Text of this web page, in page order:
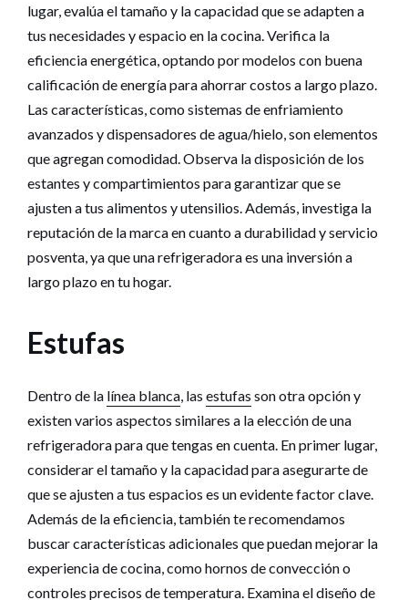
lugar, evalúa el tamaño y la capacidad que se adapten a
tus necesidades y espacio en la cocina. Verifica la
eficiencia energética, optando por modelos con buena
calificación de energía para ahorrar costos a largo plazo.
Las características, como sistemas de enfriamiento
avanzados y dispensadores de agua/hielo, son elementos
que agregan comodidad. Observa la disposición de los
estantes y compartimientos para garantizar que se
ajusten a tus alimentos y utensilios. Además, investiga la
reputación de la marca en cuanto a durabilidad y servicio
posventa, ya que una refrigeradora es una inversión a
largo plazo en tu hogar.
Estufas
Dentro de la línea blanca , las estufas son otra opción y
existen varios aspectos similares a la elección de una
refrigeradora para que tengas en cuenta. En primer lugar,
considerar el tamaño y la capacidad para asegurarte de
que se ajusten a tus espacios es un evidente factor clave.
Además de la eficiencia, también te recomendamos
buscar características adicionales que puedan mejorar la
experiencia de cocina, como hornos de convección o
controles precisos de temperatura. Examina el diseño de